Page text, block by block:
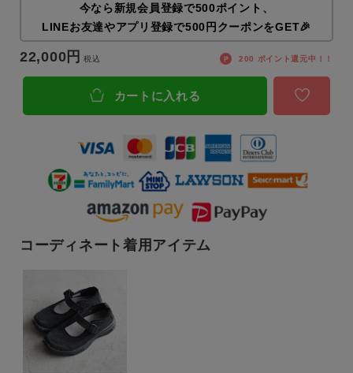
今なら新規会員登録で500ポイント、
LINEお友達やアプリ登録で500円クーポンをGET🎉
22,000 税込 200 ポイント還元中！！
カートに入れる
コーディネート着用アイテム